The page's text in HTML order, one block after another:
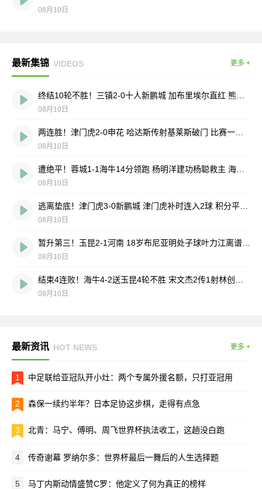
08月10日
最新集锦 VIDEOS 更多 +
08月10日
08月10日
08月10日
08月10日
08月10日
08月10日
最新资讯 HOT NEWS 更多 +
1 中足联给亚冠队开小灶：两个专属外援名额，只打亚冠用
2 森保一续约半年？日本足协这步棋，走得有点急
3 北青：马宁、傅明、周飞世界杯执法收工，这趟没白跑
4 传奇谢幕 罗纳尔多：世界杯最后一舞后的人生选择题
5 马丁内斯动情盛赞C罗：他定义了何为真正的榜样